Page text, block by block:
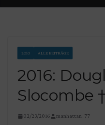
2010 ALLE BEITRÄGE
2016:
Slocombe
02/23/2016 manhattan_77